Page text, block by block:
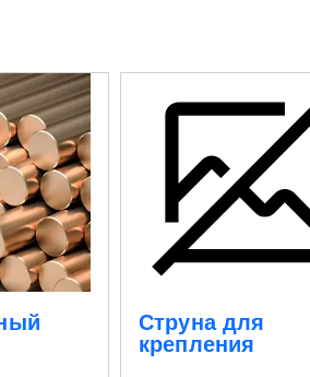
Cтруна для
крепления